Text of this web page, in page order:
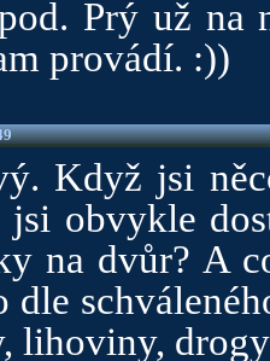
Prý už na
provádí. :))
Když jsi
jsi obvykle
na dvůr? A
dle
lihoviny,